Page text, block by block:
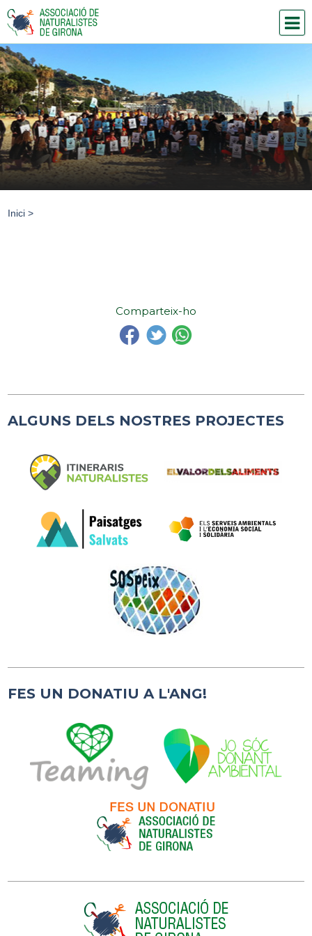
Inici >
Comparteix-ho
ALGUNS DELS NOSTRES PROJECTES
FES UN DONATIU A L'ANG!